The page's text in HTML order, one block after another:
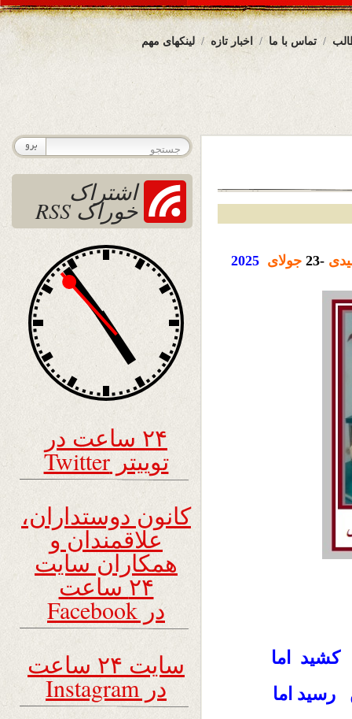
لینکهای مهم اخبار تازه تماس با ما
-23 جولای 2025
اما
اما
اشتراک
خوراک RSS
۲۴ ساعت در
توییتر Twitter
کانون دوستداران،
علاقمندان و
همکاران سایت
۲۴ ساعت
در Facebook
سایت ۲۴ ساعت
در Instagram